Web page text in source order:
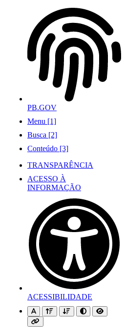
PB.GOV
Menu [1]
Busca [2]
Conteúdo [3]
TRANSPARÊNCIA
ACESSO À
INFORMAÇÃO
ACESSIBILIDADE